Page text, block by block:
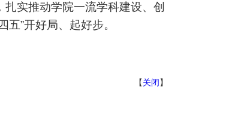
实推动学院一流学科建设、创
”开好局、起好步。
【关闭】